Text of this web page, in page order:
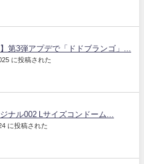
第3弾アプデで「ドドブランゴ」...
に投稿された
ナル002 Lサイズコンドーム...
に投稿された